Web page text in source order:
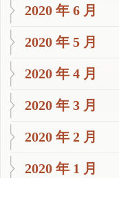
2020 年 6 月
2020 年 5 月
2020 年 4 月
2020 年 3 月
2020 年 2 月
2020 年 1 月